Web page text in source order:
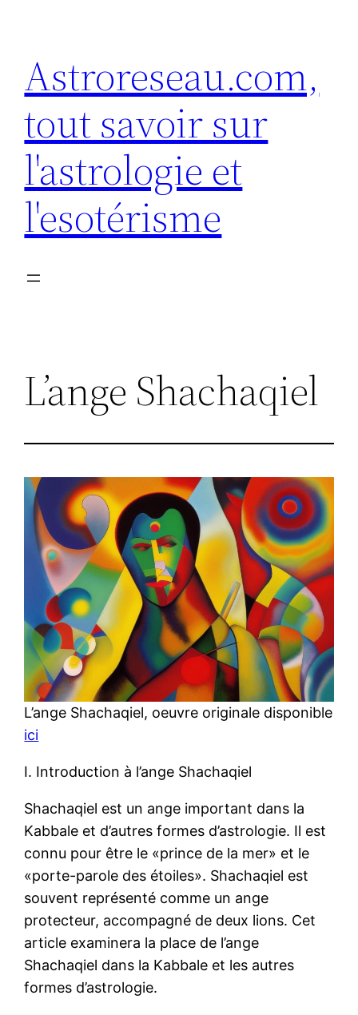
contenu
Astroreseau.com,
tout savoir sur
l'astrologie et
l'esotérisme
L’ange Shachaqiel
L’ange Shachaqiel, oeuvre originale disponible
ici
I. Introduction à l’ange Shachaqiel
Shachaqiel est un ange important dans la
Kabbale et d’autres formes d’astrologie. Il est
connu pour être le «prince de la mer» et le
«porte-parole des étoiles». Shachaqiel est
souvent représenté comme un ange
protecteur, accompagné de deux lions. Cet
article examinera la place de l’ange
Shachaqiel dans la Kabbale et les autres
formes d’astrologie.